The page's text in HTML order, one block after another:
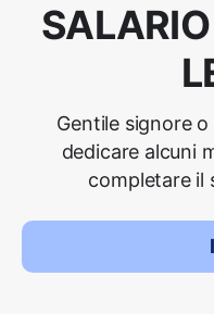
Gentile signore
dedicare alcuni
completare il